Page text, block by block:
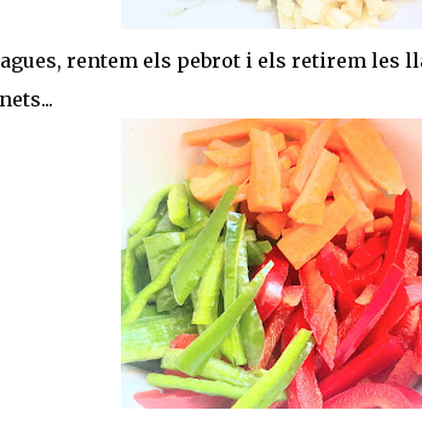
rentem els pebrot i els retirem les